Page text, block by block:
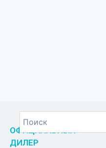
ОФИЦИАЛЬНЫЙ
ДИЛЕР